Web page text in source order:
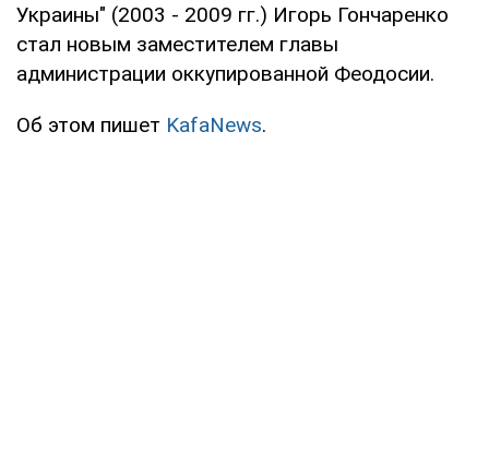
Украины" (2003 - 2009 гг.) Игорь Гончаренко
стал новым заместителем главы
администрации оккупированной Феодосии.
Об этом пишет KafaNews.